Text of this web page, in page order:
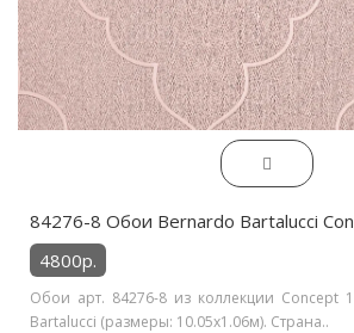
84276-8 Обои Bernardo Bartalucci
4800р.
Обои арт. 84276-8 из коллекции Concept
Bartalucci (размеры: 10.05х1.06м). Страна..